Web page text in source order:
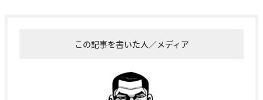
この記事を書いた人／メディア